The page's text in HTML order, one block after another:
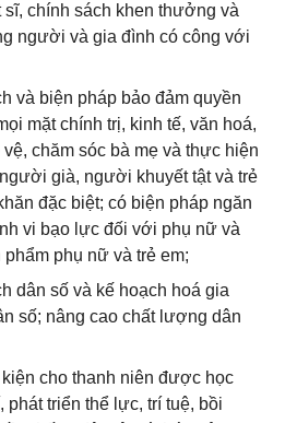
sĩ, chính sách khen thưởng và
người và gia đình có công với
và biện pháp bảo đảm quyền
mặt chính trị, kinh tế, văn hoá,
chăm sóc bà mẹ và thực hiện
già, người khuyết tật và trẻ
đặc biệt; có biện pháp ngăn
vi bạo lực đối với phụ nữ và
phụ nữ và trẻ em;
dân số và kế hoạch hoá gia
số; nâng cao chất lượng dân
cho thanh niên được học
phát triển thể lực, trí tuệ, bồi